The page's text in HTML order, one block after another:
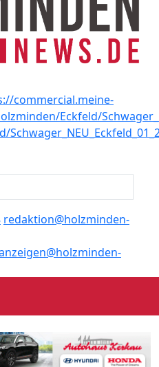
redaktion@holzminden-